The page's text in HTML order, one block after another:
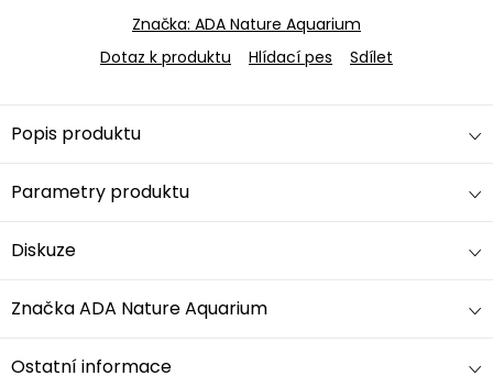
Značka: ADA Nature Aquarium
Dotaz k produktu
Hlídací pes Sdílet
Popis produktu
Parametry produktu
Diskuze
ZnačkaADA Nature Aquarium
Ostatní informace